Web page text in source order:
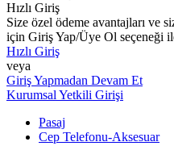
Hızlı Giriş
Size özel ödeme avantajları ve
için Giriş Yap/Üye Ol seçeneği
Hızlı Giriş
veya
Giriş Yapmadan Devam Et
Kurumsal Yetkili Girişi
Pasaj
Cep Telefonu-Aksesuar